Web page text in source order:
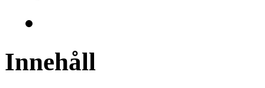
Innehåll